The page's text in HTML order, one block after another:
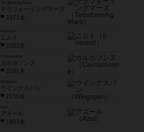
Terraforming Mars
テラフォーミングマーズ
2371名
ニムト
2202名
Carcassonne
カルカソンヌ
2191名
Wingspan
ウイングスパン
2150名
Azul
アズール
1903名